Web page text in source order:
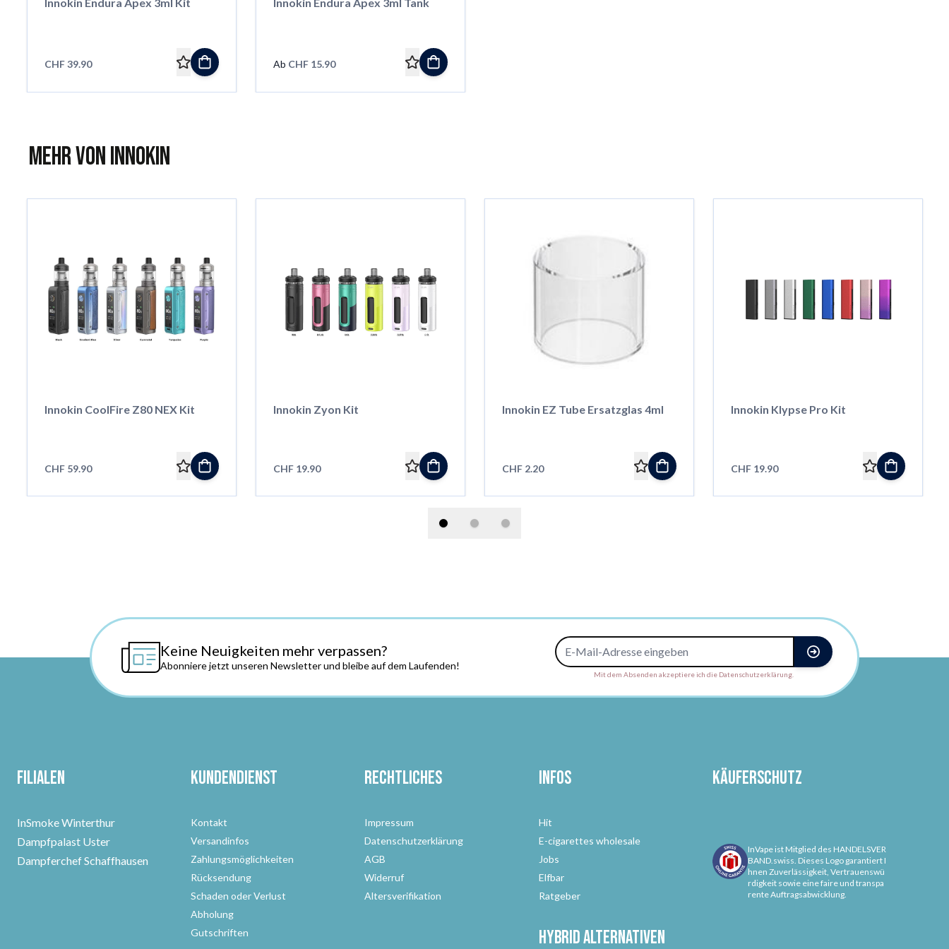
CHF 39.90 Ab CHF 15.90
Mehr von Innokin
Innokin CoolFire Z80 NEX Kit
CHF 59.90
Innokin Zyon Kit
CHF 19.90
Innokin EZ Tube Ersatzglas 4ml
CHF 2.20
Innokin Klypse Pro Kit
CHF 19.90
Keine Neuigkeiten mehr verpassen?
Abonniere jetzt unseren Newsletter und bleibe auf dem Laufenden!
E-Mail-Adresse
Mit dem Absenden akzeptiere ich die Datenschutzerklärung.
Filialen
InSmoke Winterthur
Dampfpalast Uster
Dampferchef Schaffhausen
Kundendienst
Kontakt
Versandinfos
Zahlungsmöglichkeiten
Rücksendung
Schaden oder Verlust
Abholung
Gutschriften
Rechtliches
Impressum
Datenschutzerklärung
AGB
Widerruf
Altersverifikation
Infos
Hit
E-cigarettes wholesale
Jobs
Elfbar
Ratgeber
Hybrid Alternativen
Käuferschutz
InVape ist Mitglied des HANDELSVER
BAND.swiss. Dieses Logo garantiert I
hnen Zuverlässigkeit, Vertrauenswü
rdigkeit sowie eine faire und transpa
rente Auftragsabwicklung.